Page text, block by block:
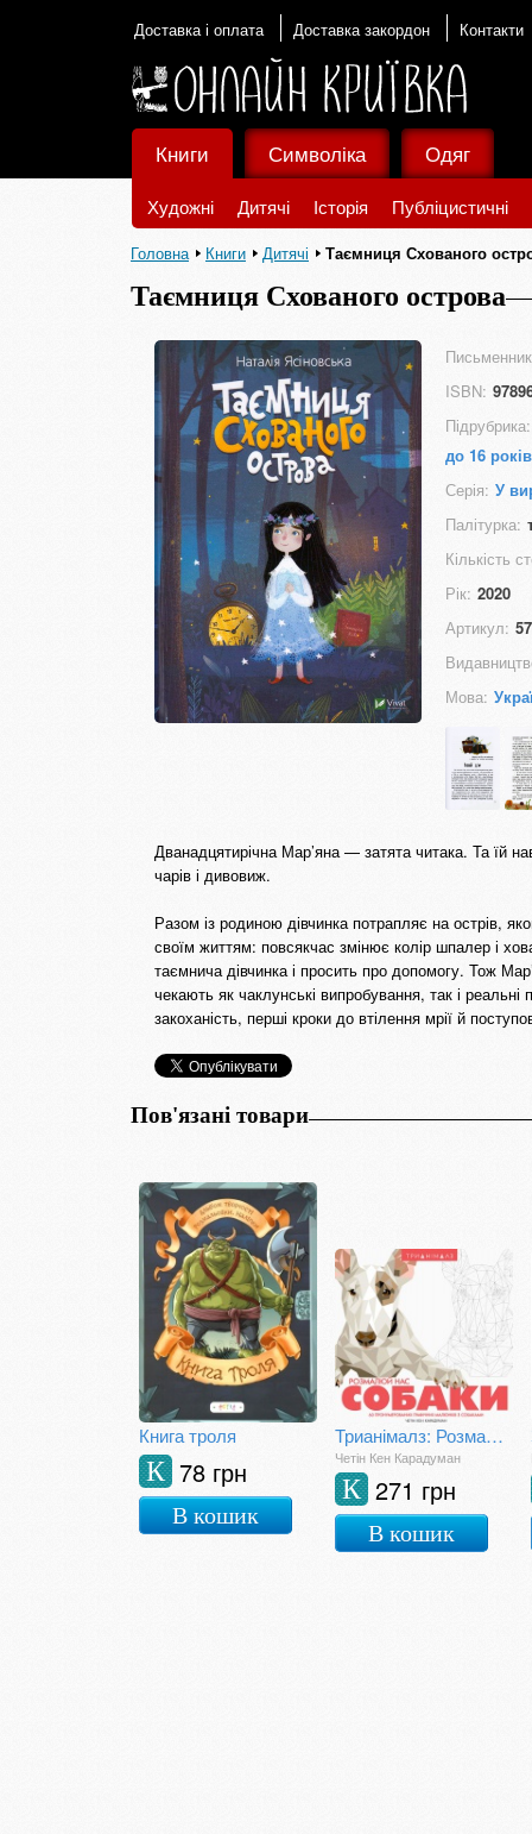
Доставка і оплата Доставка закордон Контакти
Книги
Художні Дитячі Історія Публіцистичні
Символіка Одяг
Головна Книги Дитячі Таємниця Схованого
Таємниця Схованого острова
ISBN:
Підрубрика:
до 16 років
Серія: У
Палітурка:
Кількість
Рік: 2020
Артикул:
Мова:
Дванадцятирічна Мар’яна — затята читака. Та їй
чарів і дивовиж.
Разом із родиною дівчинка потрапляє на острів,
своїм життям: повсякчас змінює колір шпалер і
таємнича дівчинка і просить про допомогу. Тож
чекають як чаклунські випробування, так і
закоханість, перші кроки до втілення мрії й
Пов'язані товари
Книга троля
78 грн
К
В кошик
Трианімалз: Розмалюй нас. Собаки
Четін Кен Карадуман
271 грн
К
В кошик